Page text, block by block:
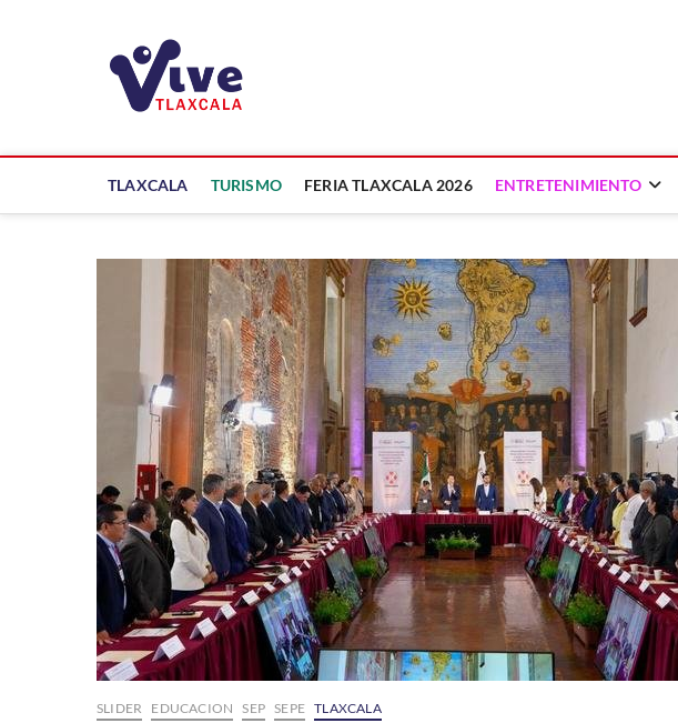
TLAXCALA TURISMO FERIA TLAXCALA 2026 ENTRETENIMIENTO
SLIDER EDUCACION SEP SEPE TLAXCALA